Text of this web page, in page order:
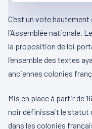
C’est un vote
l’Assemblée nationale.
la proposition de loi
l’ensemble des textes
anciennes colonies
Mis en place à partir de
noir définissait le statut
dans les colonies